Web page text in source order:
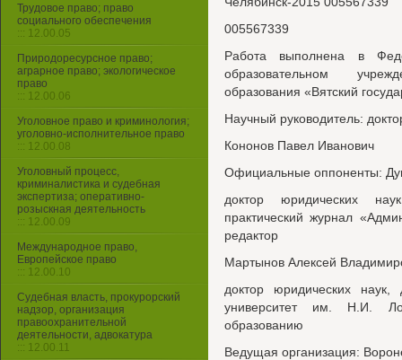
005567339
Работа выполнена в
образовательном
образования «Вятский
Научный руководитель:
Кононов Павел Иванович
Официальные оппоненты:
доктор юридических
практический журнал
редактор
Мартынов Алексей
доктор юридических наук,
университет им. Н.И.
образованию
Ведущая организация:
Трудовое право; право
социального обеспечения
::: 12.00.05
Природоресурсное право;
аграрное право; экологическое
право
::: 12.00.06
Уголовное право и криминология;
уголовно-исполнительное право
::: 12.00.08
Уголовный процесс,
криминалистика и судебная
экспертиза; оперативно-
розыскная деятельность
::: 12.00.09
Международное право,
Европейское право
::: 12.00.10
Судебная власть, прокурорский
надзор, организация
правоохранительной
деятельности, адвокатура
::: 12.00.11